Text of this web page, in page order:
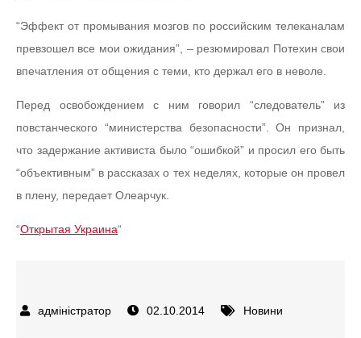
“Эффект от промывания мозгов по российским телеканалам
превзошел все мои ожидания”, – резюмировал Потехин свои
впечатления от общения с теми, кто держал его в неволе.
Перед освобождением с ним говорил “следователь” из
повстанческого “министерства безопасности”. Он признал,
что задержание активиста было “ошибкой” и просил его быть
“объективным” в рассказах о тех неделях, которые он провел
в плену, передает Олеарчук.
“Открытая Украина“
02.10.2014 Новини